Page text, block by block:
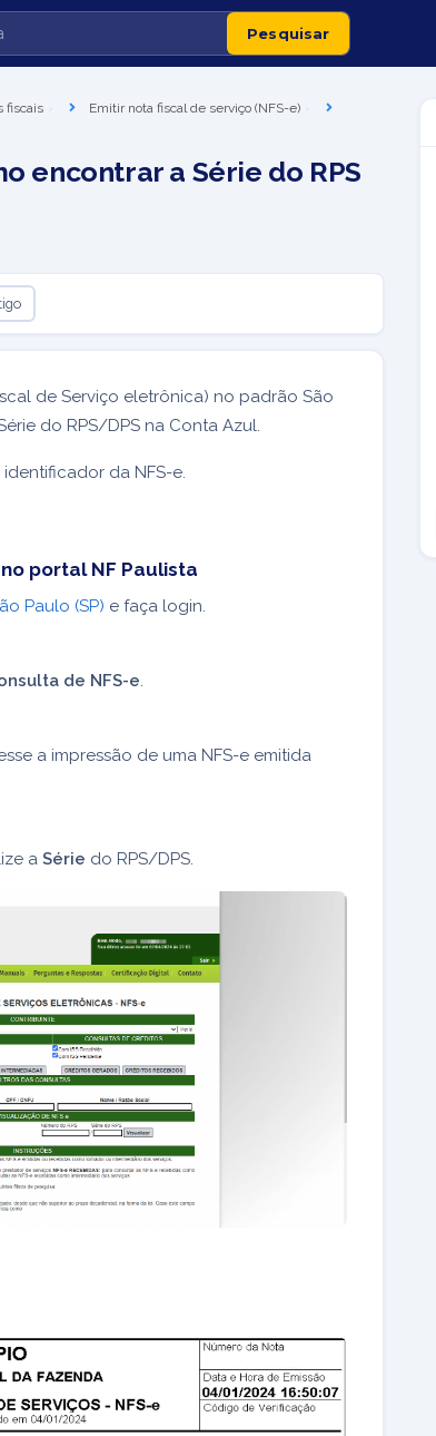
fiscais
Emitir nota fiscal de serviço (NFS-e)
encontrar a Série do RPS
de Serviço eletrônica) no padrão São
do RPS/DPS na Conta Azul.
da NFS-e.
portal NF Paulista
Paulo (SP) e faça login.
de NFS-e.
a impressão de uma NFS-e emitida
a Série do RPS/DPS.